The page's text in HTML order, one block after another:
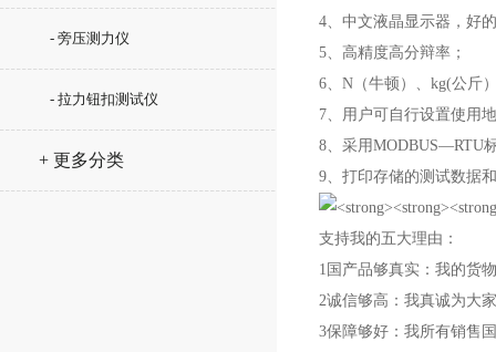
- 旁压测力仪
- 拉力钮扣测试仪
+ 更多分类
4、中文液晶显示器，好
5、高精度高分辩率；
6、N（牛顿）、kg(公斤
7、用户可自行设置使用
8、采用MODBUS—RTU
9、打印存储的测试数据
支持我的五大理由：
1国产品够真实：我的货
2诚信够高：我真诚为大
3保障够好：我所有销售